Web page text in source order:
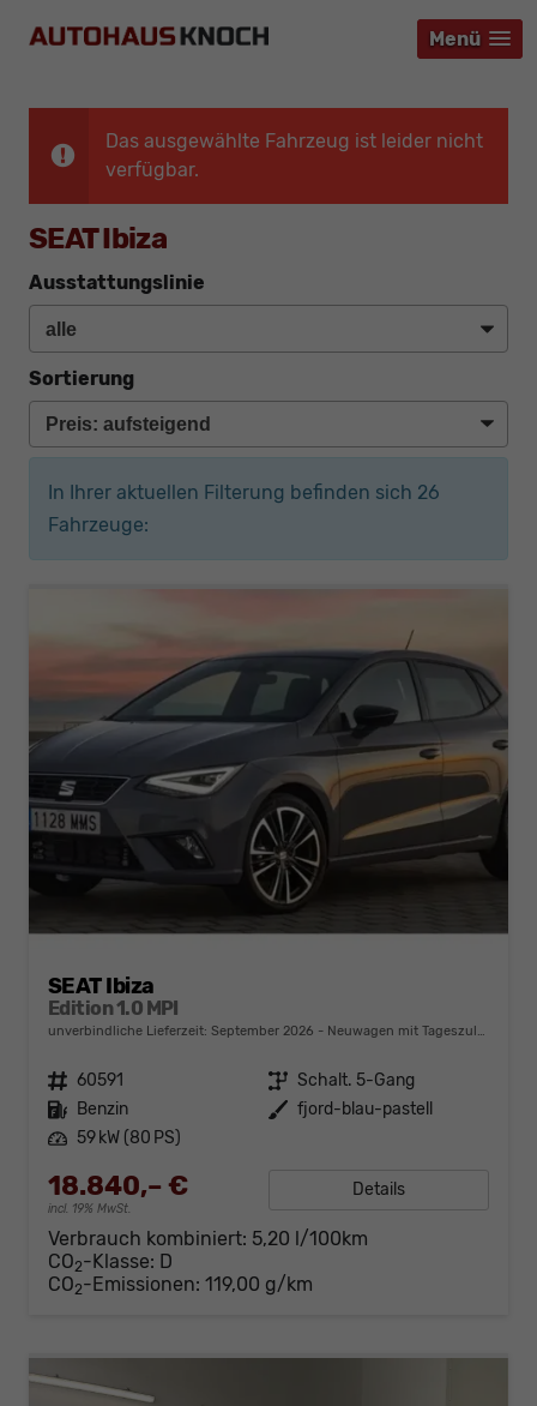
Menü
Menü
Menü
Das ausgewählte Fahrzeug ist leider nicht
verfügbar.
SEAT Ibiza
Ausstattungslinie
Sortierung
In Ihrer aktuellen Filterung befinden sich 26
Fahrzeuge:
SEAT Ibiza
Edition 1.0 MPI
unverbindliche Lieferzeit: September 2026 Neuwagen mit Tageszulassung
Fahrzeugnr. 60591 Getriebe Schalt. 5-Gang
Kraftstoff Benzin Außenfarbe fjord-blau-pastell
Leistung 59 kW (80 PS)
18.840,– €
incl. 19% MwSt.
Details
Verbrauch kombiniert: 5,20 l/100km
CO2-Klasse: D
CO2-Emissionen: 119,00 g/km